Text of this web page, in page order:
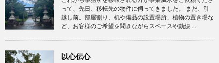
って、先日、移転先の物件に伺ってきました。 まだ、引
越し前。部屋割り、机や備品の設置場所、植物の置き場な
ど、お客様のご希望を聞きながらスペースや動線 ...
以心伝心